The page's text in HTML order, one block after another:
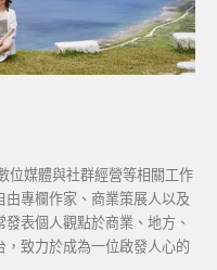
位媒體與社群經營等相關工作
專欄作家、商業策展人以及
表個人觀點於商業、地方、
致力於成為一位啟發人心的